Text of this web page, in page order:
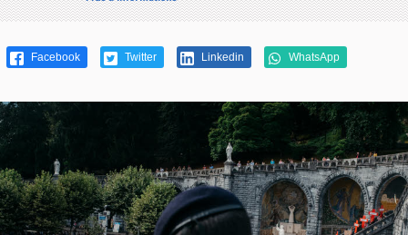
Facebook Twitter Linkedin WhatsApp